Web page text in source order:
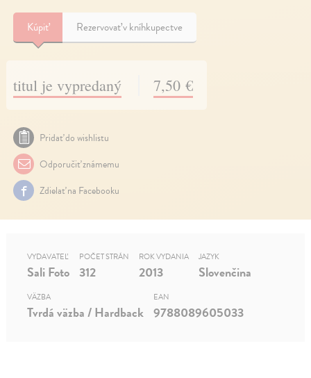
Kúpiť Rezervovať v kníhkupectve
titul je vypredaný 7,50 €
Pridať do wishlistu
Odporučiť známemu
Zdielať na Facebooku
VYDAVATEĽ
Sali Foto
POČET STRÁN
312
ROK VYDANIA
2013
JAZYK
Slovenčina
VÄZBA
Tvrdá väzba / Hardback
EAN
9788089605033